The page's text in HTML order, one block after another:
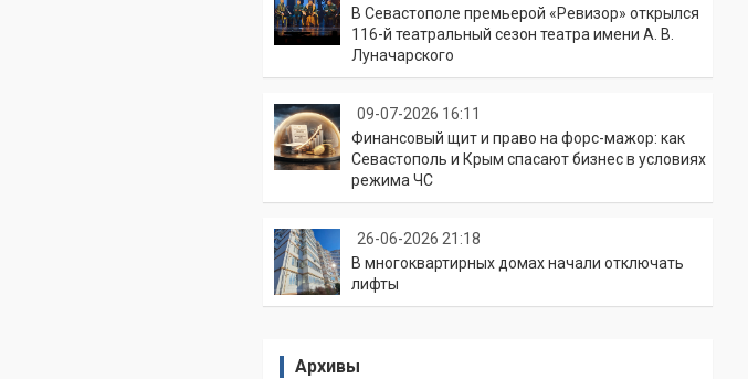
В Севастополе премьерой «Ревизор» открылся
116-й театральный сезон театра имени А. В.
Луначарского
09-07-2026 16:11
Финансовый щит и право на форс-мажор: как
Севастополь и Крым спасают бизнес в условиях
режима ЧС
26-06-2026 21:18
В многоквартирных домах начали отключать
лифты
Архивы